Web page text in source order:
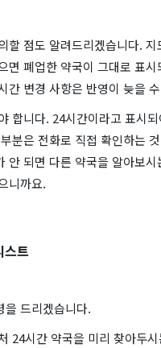
할 점도 알려드리겠습니다.
면 폐업한 약국이 그대로 표
간 변경 사항은 반영이 늦을
합니다. 24시간이라고 표시
분은 전화로 직접 확인하는
안 되면 다른 약국을 알아보
니까요.
스트
을 드리겠습니다.
24시간 약국을 미리 찾아두